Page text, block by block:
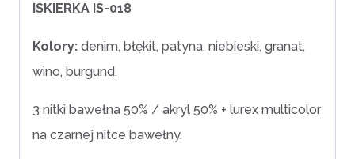
ISKIERKA IS-018
Kolory: denim, błękit, patyna, niebieski, granat,
wino, burgund.
3 nitki bawełna 50% / akryl 50% + lurex multicolor
na czarnej nitce bawełny.